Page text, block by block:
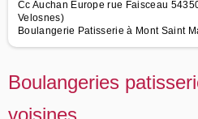
Cc Auchan Europe rue Faisceau
Velosnes)
Boulangerie Patisserie à Mont Saint
Boulangeries
voisines